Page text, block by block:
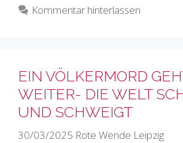
Kommentar hinterlassen
EIN VÖLKERMORD
WEITER- DIE WELT
UND SCHWEIGT
30/03/2025 Rote Wende Leipzig